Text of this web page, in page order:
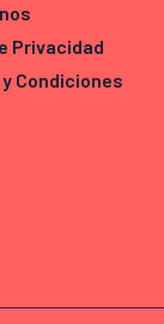
Privacidad
Condiciones